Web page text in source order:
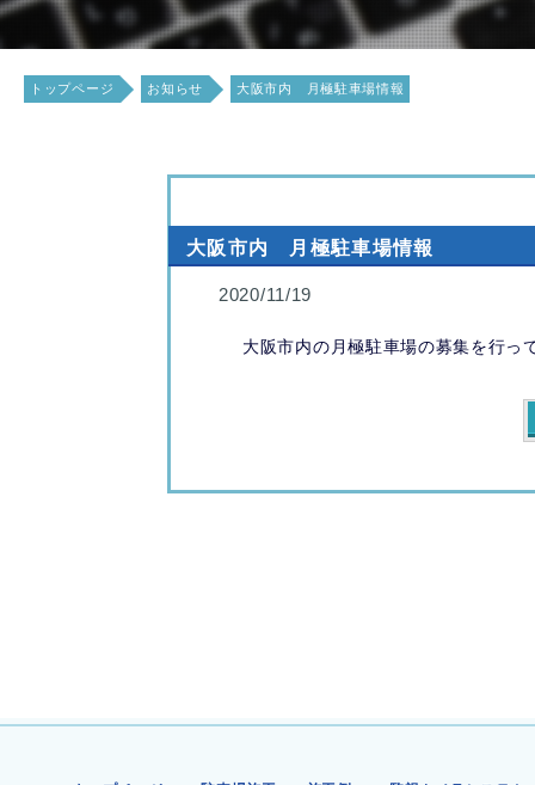
トップページ お知らせ 大阪市内 月極駐車場情報
大阪市内 月極駐車場情報
2020/11/19
大阪市内の月極駐車場の募集を行っ